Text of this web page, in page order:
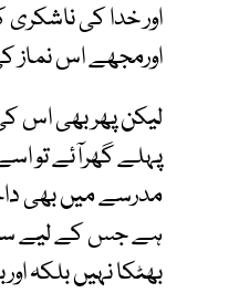
اور خدا کی ناشکری
اورمجھے اس نماز
لیکن پھر بھی اس
پہلے گھرآئے تو
مدرسے میں بھی
ہے جس کے لیے
بھٹکا نہیں بلکہ